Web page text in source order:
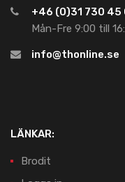
+46 (0)31 730 45
Mån-Fre 9:00 till
info@thonline.se
LÄNKAR:
Brodit